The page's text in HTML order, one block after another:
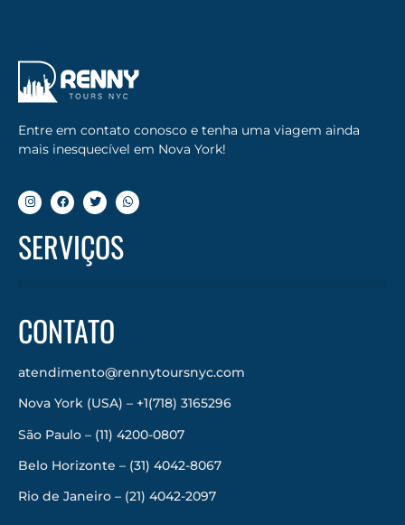
Entre em contato conosco e tenha uma viagem ainda
mais inesquecível em Nova York!
SERVIÇOS
CONTATO
atendimento@rennytoursnyc.com
Nova York (USA) – +1(718) 3165296
São Paulo – (11) 4200-0807
Belo Horizonte – (31) 4042-8067
Rio de Janeiro – (21) 4042-2097